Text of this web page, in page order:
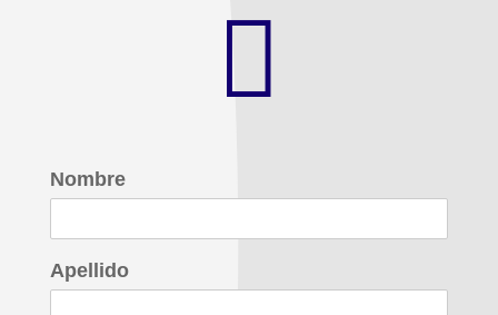

Nombre
Apellido